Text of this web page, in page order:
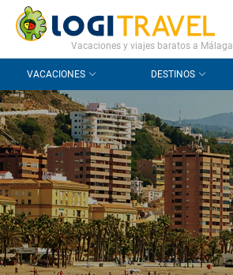
CONTACTO PREGUNTAS FRECUENTES
Vacaciones y viajes baratos a Málaga
VACACIONES DESTINOS